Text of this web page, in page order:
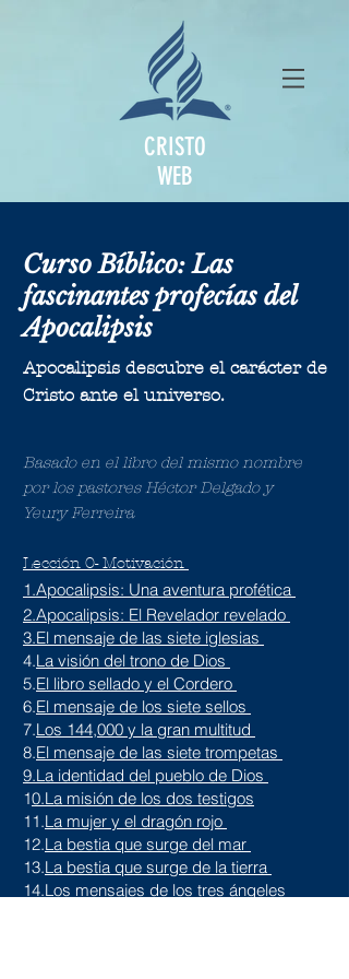
CRISTO
WEB
Curso Bíblico: Las
fascinantes profecías del
Apocalipsis
Apocalipsis descubre el carácter de
Cristo ante el universo.
Basado en el libro del mismo nombre
por los pastores Héctor Delgado y
Yeury Ferreira
Lección 0- Motivación
1.Apocalipsis: Una aventura profética
2.Apocalipsis: El Revelador revelado
3.El mensaje de las siete iglesias
4.La visión del trono de Dios
5.El libro sellado y el Cordero
6.El mensaje de los siete sellos
7.Los 144,000 y la gran multitud
8.El mensaje de las siete trompetas
9.La identidad del pueblo de Dios
10.La misión de los dos testigos
11.La mujer y el dragón rojo
12.La bestia que surge del mar
13.La bestia que surge de la tierra
14.Los mensajes de los tres ángeles